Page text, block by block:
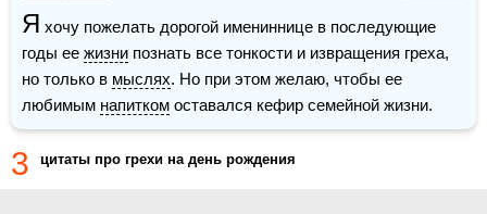
Я хочу пожелать дорогой имениннице в последующие
годы ее жизни познать все тонкости и извращения греха,
но только в мыслях. Но при этом желаю, чтобы ее
любимым напитком оставался кефир семейной жизни.
3 цитаты про грехи на день рождения